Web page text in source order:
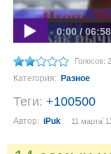
0:00 / 06:58
Голосов:
Категория: Разное
Теги: +100500
Автор: iPuk 11